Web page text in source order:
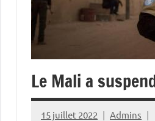
Le Mali a
15 juillet 2022 Admins